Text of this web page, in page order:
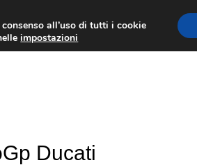
NEWS ACCESSORI MOTO
Ducati
all’uso di tutti i cookie
impostazioni